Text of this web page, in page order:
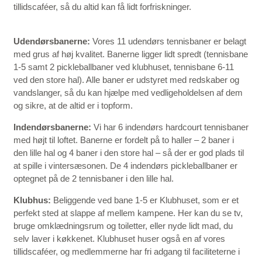
tillidscaféer, så du altid kan få lidt forfriskninger.
Udendørsbanerne: Vores 11 udendørs tennisbaner er belagt
med grus af høj kvalitet. Banerne ligger lidt spredt (tennisbane
1-5 samt 2 pickleballbaner ved klubhuset, tennisbane 6-11
ved den store hal). Alle baner er udstyret med redskaber og
vandslanger, så du kan hjælpe med vedligeholdelsen af dem
og sikre, at de altid er i topform.
Indendørsbanerne: Vi har 6 indendørs hardcourt tennisbaner
med højt til loftet. Banerne er fordelt på to haller – 2 baner i
den lille hal og 4 baner i den store hal – så der er god plads til
at spille i vintersæsonen. De 4 indendørs pickleballbaner er
optegnet på de 2 tennisbaner i den lille hal.
Klubhus: Beliggende ved bane 1-5 er Klubhuset, som er et
perfekt sted at slappe af mellem kampene. Her kan du se tv,
bruge omklædningsrum og toiletter, eller nyde lidt mad, du
selv laver i køkkenet. Klubhuset huser også en af vores
tillidscaféer, og medlemmerne har fri adgang til faciliteterne i